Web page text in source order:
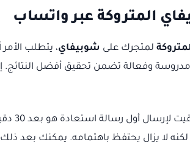
المتروكة عبر واتساب
لمتجرك على شوبيفاي، يتطلب الأمر
وفعالة تضمن تحقيق أفضل النتائج.
لا تنتظر طويلاً، ولا تكن متسرعاً جداً.
لا يزال يحتفظ باهتمامه. يمكنك بعد ذلك